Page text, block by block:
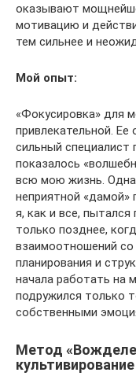
оказывают
мотивацию и
тем сильнее и
Мой опыт:
«Фокусировка» для
привлекательной.
сильный
показалось
всю мою жизнь.
неприятной «дамой»
я, как и все,
только позднее,
взаимоотношений со
планирования и
начала работать на
подружился только
собственными
Метод